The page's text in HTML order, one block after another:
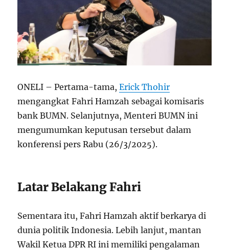
ONELI – Pertama-tama,Erick Thohir
mengangkat Fahri Hamzah sebagai komisaris
bank BUMN. Selanjutnya, Menteri BUMN ini
mengumumkan keputusan tersebut dalam
konferensi pers Rabu (26/3/2025).
Latar Belakang Fahri
Sementara itu, Fahri Hamzah aktif berkarya di
dunia politik Indonesia. Lebih lanjut, mantan
Wakil Ketua DPR RI ini memiliki pengalaman